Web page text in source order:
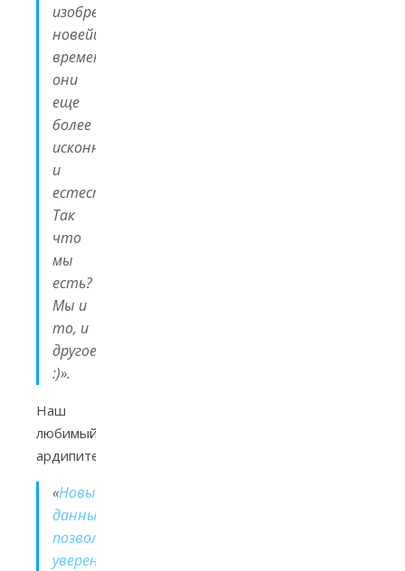
изобретения
новейшего
времени,
они
еще
более
исконны
и
естественны.
Так
что
мы
есть?
Мы и
то, и
другое
:)».
Наш
любимый
ардипитек:
«Новые
данные
позволяют
уверенно